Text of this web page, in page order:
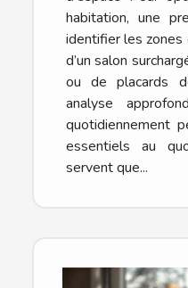
habitation, une
identifier les zones
d’un salon
ou de placards
analyse
quotidiennement
essentiels au
servent que...